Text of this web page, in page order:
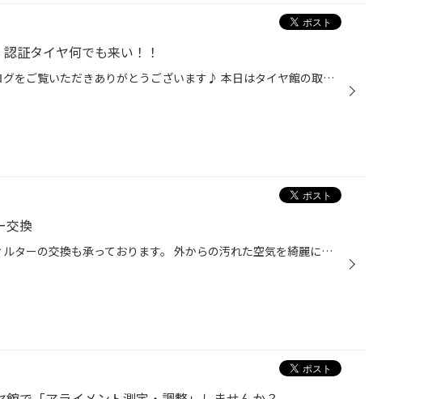
証タイヤ何でも来い！！
タイヤ館熊谷店のブログをご覧いただきありがとうございます♪ 本日はタイヤ館の取り扱っているSUVタイヤについてお話しします。 因みに、SUV車両専用に設計されたタイヤがあるのはご存知でしょうか？SUV特有のふらつきや耐摩耗性に特化したタイヤとなっております！！ 近年、高インチ化が進んでいま...
交換
当店ではエアコンフィルターの交換も承っております。 外からの汚れた空気を綺麗にし 、エアコンから出る風の匂いなども改善されます！！ あんまり交換していないと・・・ こんなんになっちゃいます！！ こうなる前に定期的に交換しましょう！！